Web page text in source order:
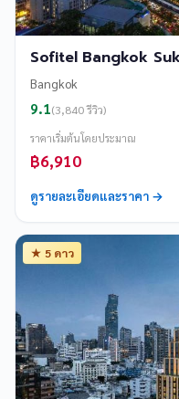
Sofitel Bangkok
Bangkok
9.1(3,840 รีวิว)
ราคาเริ่มต้นโดยประมาณ
฿6,910
ดูรายละเอียดและราคา →
★ 5 ดาว